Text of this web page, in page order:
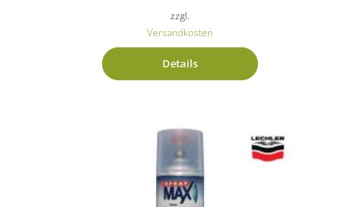
zzgl.
Versandkosten
Details